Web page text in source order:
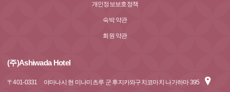
개인정보보호정책
숙박 약관
회원 약관
(주)Ashiwada Hotel
〒401-0331
야마나시 현 미나미츠루 군 후지카와구치코마치 나가하마 395